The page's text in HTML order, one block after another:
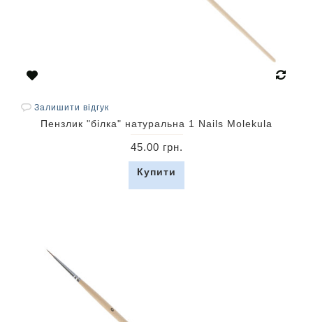
Залишити відгук
Пензлик "білка" натуральна 1 Nails Molekula
45.00 грн.
Купити